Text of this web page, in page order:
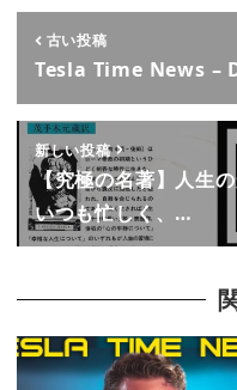
古い投稿
Tesla Time News –
新しい投稿
【究極の名著】人生
いつも忙しく、…